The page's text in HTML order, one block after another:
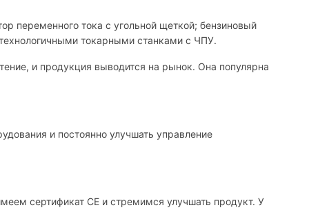
переменного тока с угольной щеткой; бензиновый
токарными станками с ЧПУ.
и продукция выводится на рынок. Она популярна
и постоянно улучшать управление
сертификат CE и стремимся улучшать продукт. У